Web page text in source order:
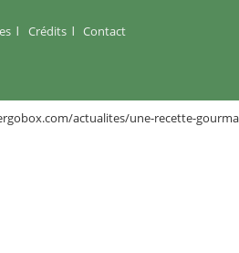
Crédits Contact
actualites/une-recette-